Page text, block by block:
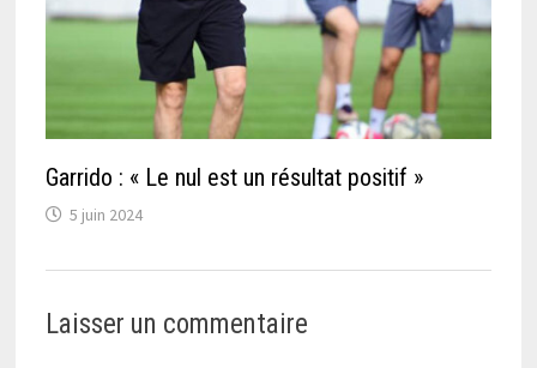
Garrido : « Le nul est un résultat positif »
5 juin 2024
Laisser un commentaire